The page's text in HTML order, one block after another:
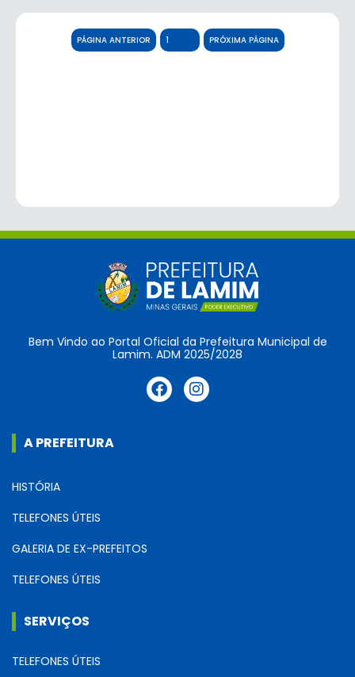
PÁGINA ANTERIOR PRÓXIMA PÁGINA
Bem Vindo ao Portal Oficial da Prefeitura Municipal de
Lamim. ADM 2025/2028
A PREFEITURA
HISTÓRIA
TELEFONES ÚTEIS
GALERIA DE EX-PREFEITOS
TELEFONES ÚTEIS
SERVIÇOS
TELEFONES ÚTEIS